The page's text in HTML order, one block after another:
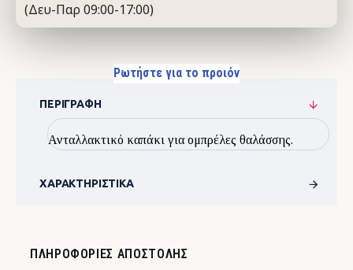
(Δευ-Παρ 09:00-17:00)
Ρωτήστε για το προιόν
ΠΕΡΙΓΡΑΦΉ
Ανταλλακτικό καπάκι για ομπρέλες θαλάσσης.
ΧΑΡΑΚΤΗΡΙΣΤΙΚΆ
ΠΛΗΡΟΦΟΡΊΕΣ ΑΠΟΣΤΟΛΉΣ